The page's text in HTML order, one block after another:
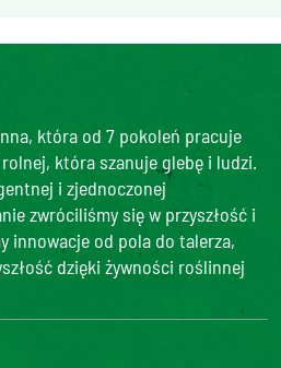
tłuszczowe (g)
0,1 g
3,8 g
2,8 g
2,9 g
48 godzin.
która od 7 pokoleń pracuje
która szanuje glebę i ludzi.
i zjednoczonej
zwróciliśmy się w przyszłość i
innowacje od pola do talerza,
dzięki żywności roślinnej